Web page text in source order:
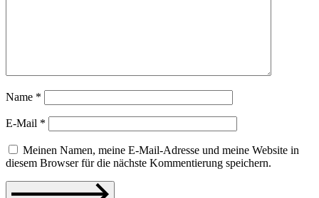
Name *
E-Mail *
Meinen Namen, meine E-Mail-Adresse und meine Website in
diesem Browser für die nächste Kommentierung speichern.